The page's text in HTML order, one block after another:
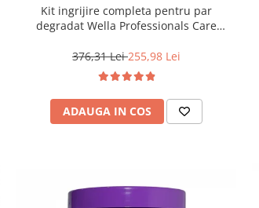
Kit ingrijire completa pentru par
degradat Wella Professionals Care
376,31 Lei255,98 Lei
ADAUGA IN COS